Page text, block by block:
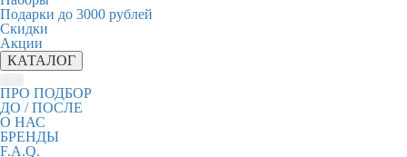
Подарки до 3000 рублей
Скидки
Акции
КАТАЛОГ
ПРО ПОДБОР
ДО / ПОСЛЕ
О НАС
БРЕНДЫ
F.A.Q.